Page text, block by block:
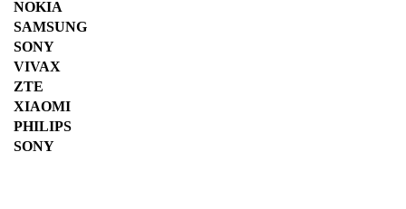
NOKIA
SAMSUNG
SONY
VIVAX
ZTE
XIAOMI
PHILIPS
SONY